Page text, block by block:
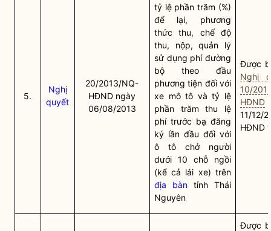
5.
Nghị
quyết
20/2013/NQ-
HĐND ngày
06/08/2013
tỷ lệ phần trăm (%)
để lại, phương
thức thu, chế độ
thu, nộp, quản lý
sử dụng phí đường
bộ theo đầu
phương tiện đối với
xe mô tô và tỷ lệ
phần trăm thu lệ
phí trước bạ đăng
ký lần đầu đối với
ô tô chở người
dưới 10 chỗ ngồi
(kể cả lái xe) trên
địa bàntỉnh Thái
Nguyên
Được
Nghị
10/
HĐND
11/12/
HĐND
Được